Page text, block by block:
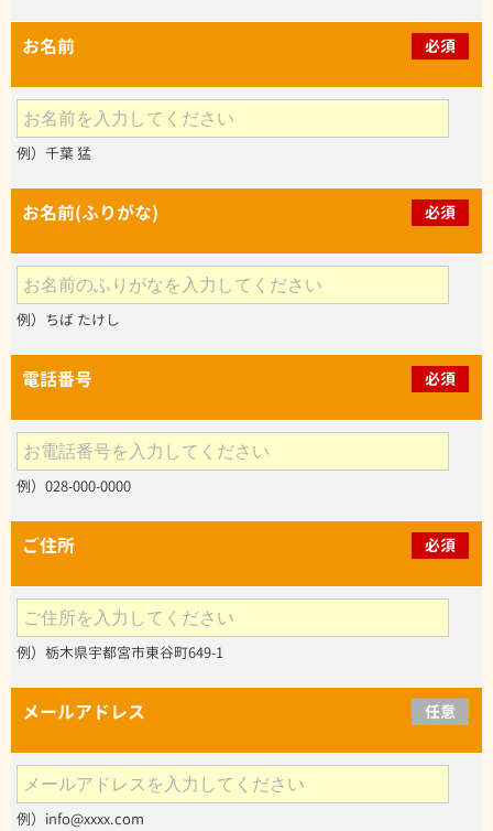
お名前 必須
例）千葉 猛
お名前(ふりがな) 必須
例）ちば たけし
電話番号 必須
例）028-000-0000
ご住所 必須
例）栃木県宇都宮市東谷町649-1
メールアドレス 任意
例）info@xxxx.com